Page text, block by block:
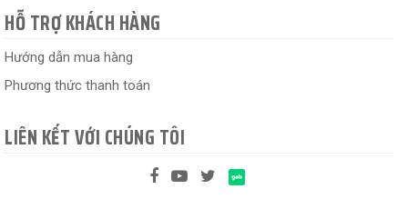
HỖ TRỢ KHÁCH HÀNG
Hướng dẫn mua hàng
Phương thức thanh toán
LIÊN KẾT VỚI CHÚNG TÔI